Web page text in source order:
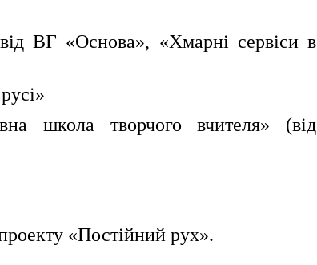
ВГ «Основа», «Хмарні сервіси в
школа творчого вчителя» (від
«Постійний рух».